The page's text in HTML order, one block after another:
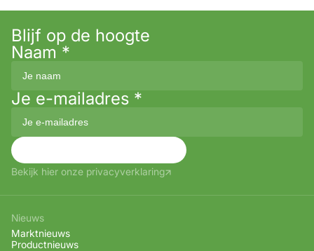
Blijf op de hoogte
Naam *
Je e-mailadres *
Bekijk hier onze privacyverklaring
Nieuws
Marktnieuws
Productnieuws